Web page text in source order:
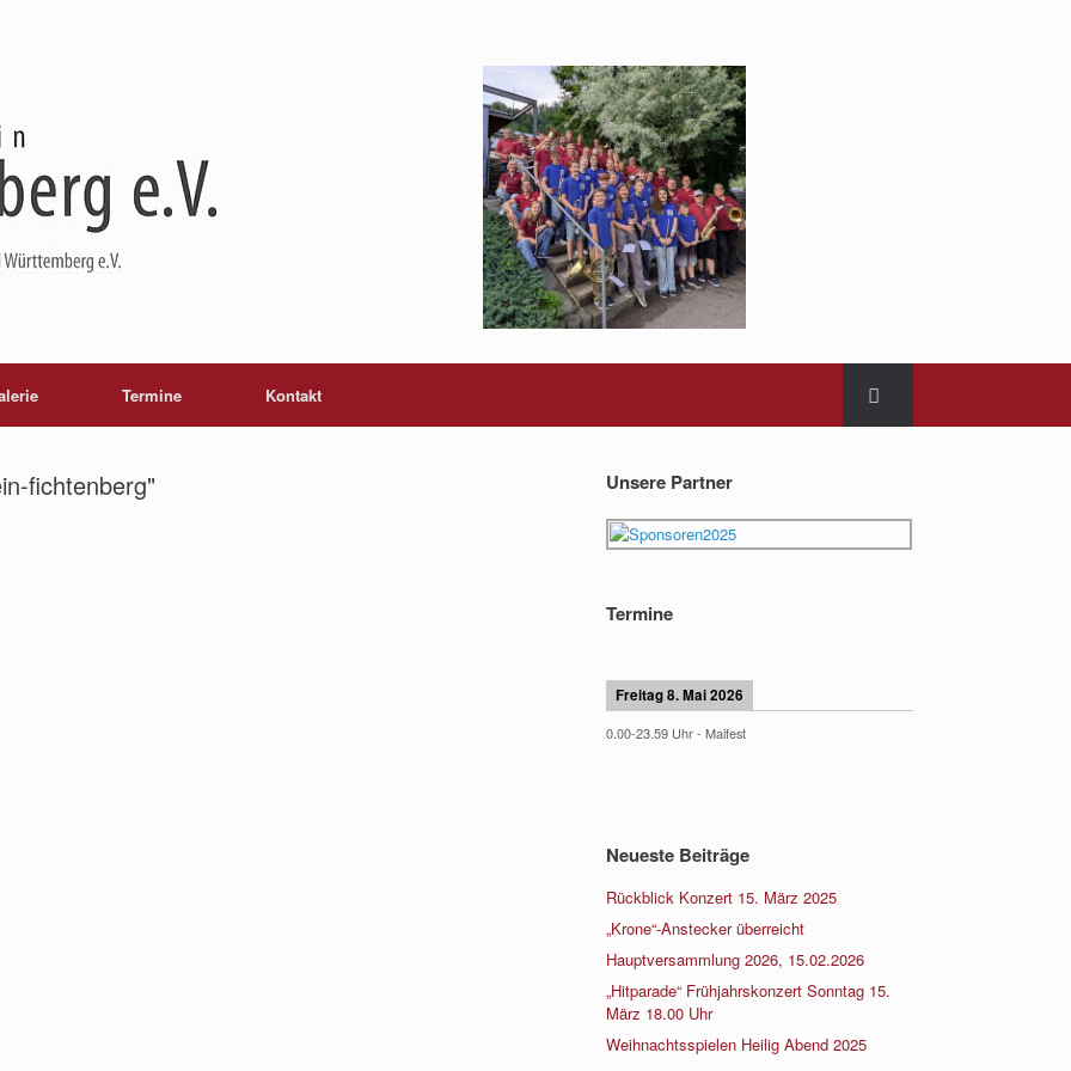
Termine Kontakt
fichtenberg" Unsere Partner
Termine
Freitag 8. Mai 2026
0.00-23.59 Uhr -Maifest
Neueste Beiträge
Rückblick Konzert 15. März 2025
„Krone“-Anstecker überreicht
Hauptversammlung 2026, 15.02.2026
„Hitparade“ Frühjahrskonzert Sonntag 15.
März 18.00 Uhr
Weihnachtsspielen Heilig Abend 2025